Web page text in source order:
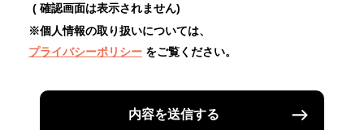
( 確認画面は表示されません)
※個人情報の取り扱いについては、
プライバシーポリシー をご覧ください。
内容を送信する